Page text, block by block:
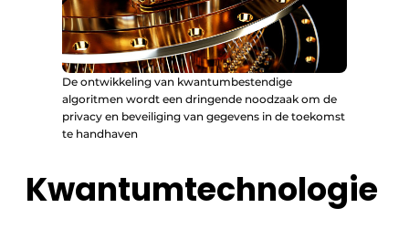
De ontwikkeling van kwantumbestendige
algoritmen wordt een dringende noodzaak om de
privacy en beveiliging van gegevens in de toekomst
te handhaven
Kwantumtechnologie